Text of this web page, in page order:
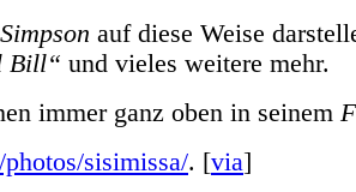
auf diese Weise
Bill“ und vieles weitere mehr.
immer ganz oben in seinem
sisimissa/. [via]